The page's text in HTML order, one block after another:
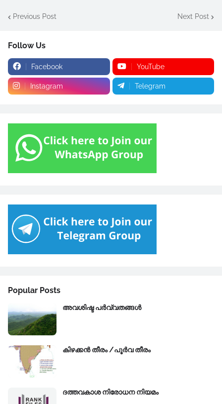
Previous Post Next Post
Follow Us
Facebook YouTube
Instagram Telegram
Popular Posts
അവശിഷ്ട പർവ്വതങ്ങൾ
കിഴക്കന്‍ തീരം /പൂർവ തീരം
ദത്തവകാശ നിരോധന നിയമം